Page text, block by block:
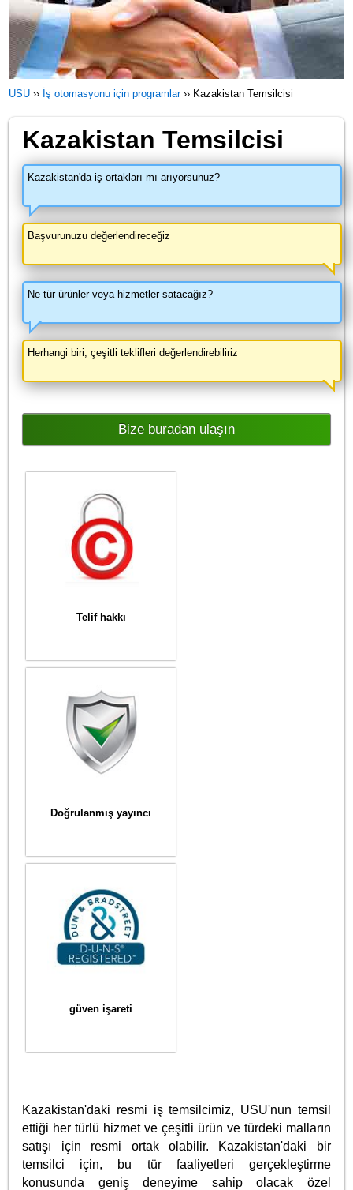
USU ›› İş otomasyonu için programlar›› Kazakistan Temsilcisi
Kazakistan Temsilcisi
Kazakistan'da iş ortakları mı arıyorsunuz?
Başvurunuzu değerlendireceğiz
Ne tür ürünler veya hizmetler satacağız?
Herhangi biri, çeşitli teklifleri değerlendirebiliriz
Bize buradan ulaşın
Telif hakkı
Doğrulanmış yayıncı
güven işareti
Kazakistan'daki resmi iş temsilcimiz, USU'nun temsil
ettiği her türlü hizmet ve çeşitli ürün ve türdeki malların
satışı için resmi ortak olabilir. Kazakistan'daki bir
temsilci için, bu tür faaliyetleri gerçekleştirme
konusunda geniş deneyime sahip olacak özel